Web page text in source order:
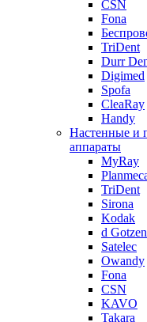
CSN
Fona
TriDent
Durr
Digimed
Spofa
CleaRay
Handy
Настенные и
аппараты
MyRay
TriDent
Sirona
Kodak
d Gotzen
Satelec
Owandy
Fona
CSN
KAVO
Takara